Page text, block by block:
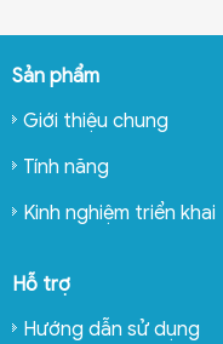
Sản phẩm
Giới thiệu chung
Tính năng
Kinh nghiệm triển khai
Hỗ trợ
Hướng dẫn sử dụng